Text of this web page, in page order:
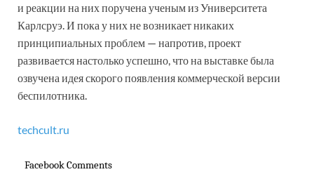
и реакции на них поручена ученым из Университета
Карлсруэ. И пока у них не возникает никаких
принципиальных проблем — напротив, проект
развивается настолько успешно, что на выставке была
озвучена идея скорого появления коммерческой версии
беспилотника.
techcult.ru
Facebook Comments